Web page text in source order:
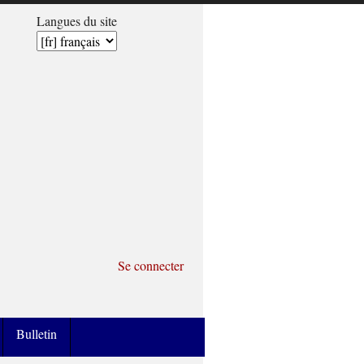
Se connecter
Langues du site
Bulletin